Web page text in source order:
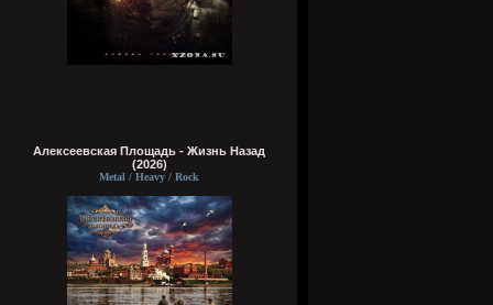
Алексеевская Площадь - Жизнь Назад
(2026)
Metal / Heavy / Rock